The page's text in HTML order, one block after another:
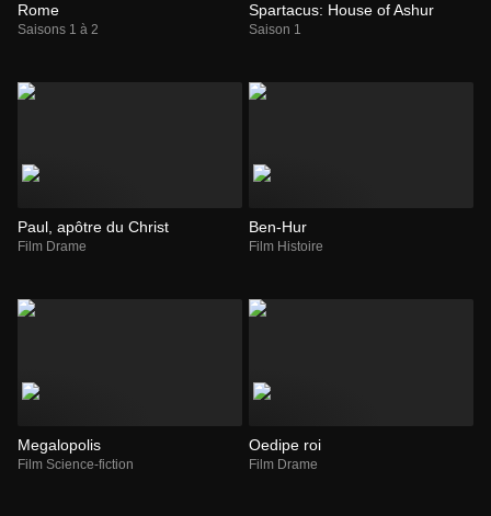
Rome
Saisons 1 à 2
Spartacus: House of Ashur
Saison 1
Paul, apôtre du Christ
Film Drame
Ben-Hur
Film Histoire
Megalopolis
Film Science-fiction
Oedipe roi
Film Drame